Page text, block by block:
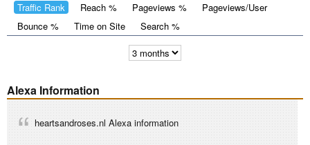
Traffic Rank Reach % Pageviews %
Pageviews/User
Bounce %
Time on Site Search %
Alexa Information
heartsandroses.nl Alexa information